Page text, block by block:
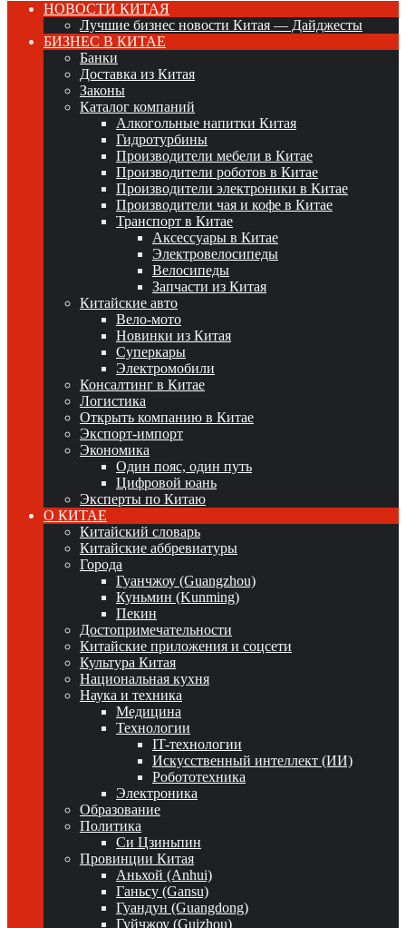
НОВОСТИ КИТАЯ
Лучшие бизнес новости Китая — Дайджесты
БИЗНЕС В КИТАЕ
Банки
Доставка из Китая
Законы
Каталог компаний
Алкогольные напитки Китая
Гидротурбины
Производители мебели в Китае
Производители роботов в Китае
Производители электроники в Китае
Производители чая и кофе в Китае
Транспорт в Китае
Аксессуары в Китае
Электровелосипеды
Велосипеды
Запчасти из Китая
Китайские авто
Вело-мото
Новинки из Китая
Суперкары
Электромобили
Консалтинг в Китае
Логистика
Открыть компанию в Китае
Экспорт-импорт
Экономика
Один пояс, один путь
Цифровой юань
Эксперты по Китаю
О КИТАЕ
Китайский словарь
Китайские аббревиатуры
Города
Гуанчжоу (Guangzhou)
Куньмин (Kunming)
Пекин
Достопримечательности
Китайские приложения и соцсети
Культура Китая
Национальная кухня
Наука и техника
Медицина
Технологии
IT-технологии
Искусственный интеллект (ИИ)
Робототехника
Электроника
Образование
Политика
Си Цзиньпин
Провинции Китая
Аньхой (Anhui)
Ганьсу (Gansu)
Гуандун (Guangdong)
Гуйчжоу (Guizhou)